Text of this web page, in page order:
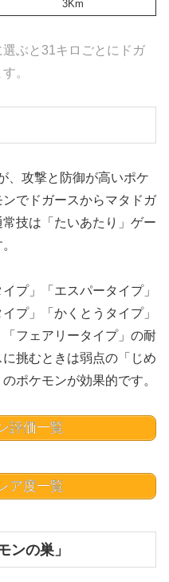
3Km
ぶと31キロごとにドガ
。
、攻撃と防御が高いポケ
でドガースからマタドガ
技は「たいあたり」ゲー
プ」「エスパータイプ」
プ」「かくとうタイプ」
「フェアリータイプ」の耐
挑むときは弱点の「じめ
ポケモンが効果的です。
評価一覧
ア度一覧
ンの巣」